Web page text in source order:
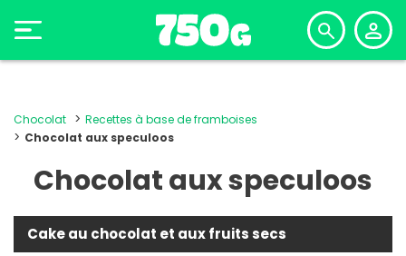
Chocolat
Recettes à base de framboises
Chocolat aux speculoos
Chocolat aux speculoos
Cake au chocolat et aux fruits secs